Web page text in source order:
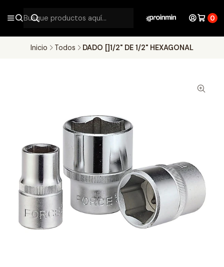
0
Inicio Todos DADO []1/2" DE 1/2" HEXAGONAL